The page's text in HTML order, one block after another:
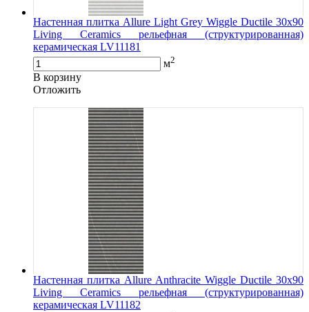
Настенная плитка Allure Light Grey Wiggle Ductile 30x90
Living Ceramics рельефная (структурированная)
керамическая LV11181
м2
В корзину
Oтложить
Настенная плитка Allure Anthracite Wiggle Ductile 30x90
Living Ceramics рельефная (структурированная)
керамическая LV11182